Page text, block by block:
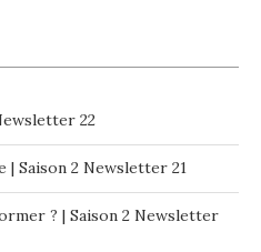
22
| Saison 2 Newsletter 21
? | Saison 2 Newsletter